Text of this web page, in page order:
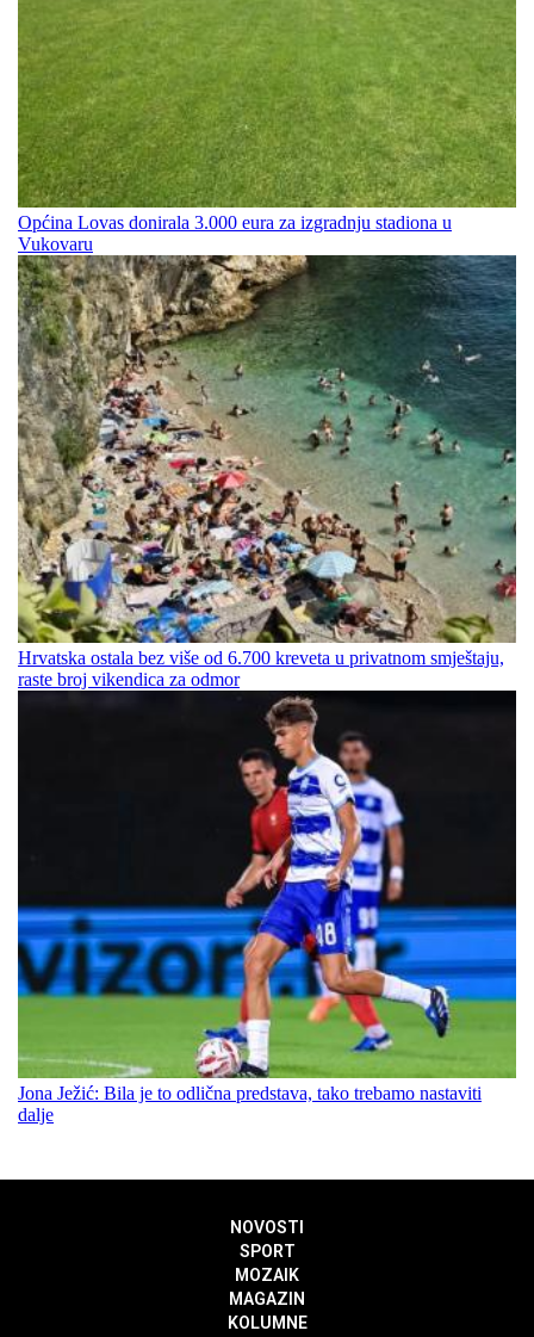
Općina Lovas donirala 3.000 eura za izgradnju stadiona u
Vukovaru
Hrvatska ostala bez više od 6.700 kreveta u privatnom smještaju,
raste broj vikendica za odmor
Jona Ježić: Bila je to odlična predstava, tako trebamo nastaviti
dalje
NOVOSTI
SPORT
MOZAIK
MAGAZIN
KOLUMNE